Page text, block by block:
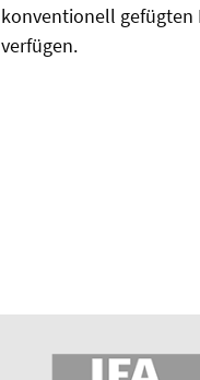
konventionell gefügten
verfügen.